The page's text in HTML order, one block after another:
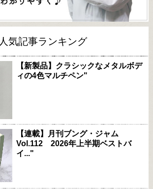
人気記事ランキング
【新製品】クラシックなメタルボデ
ィの4色マルチペン"
【連載】月刊ブング・ジャム
Vol.112 2026年上半期ベストバ
イ..."